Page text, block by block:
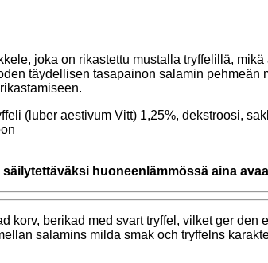
joka on rikastettu mustalla tryffelillä,
täydellisen tasapainon salamin
(luber aestivum Vitt) 1,25%, dekstroosi,
huoneenlämmössä aina
korv, berikad med svart tryffel, vilket ger
salamins milda smak och tryffelns